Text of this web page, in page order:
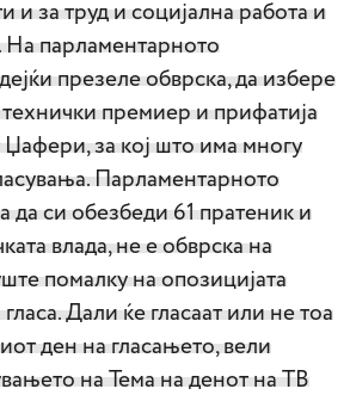
и за труд и социјална работа и
На парламентарното
презеле обврска, да избере
технички премиер и прифатија
Џафери, за кој што има многу
Парламентарното
да си обезбеди 61 пратеник и
влада, не е обврска на
помалку на опозицијата
Дали ќе гласаат или не тоа
ден на гласањето, вели
на Тема на денот на ТВ